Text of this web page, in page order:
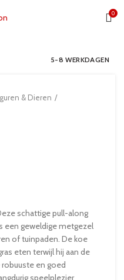
0
5-8 WERKDAGEN
& Dieren
schattige pull-along
een geweldige metgezel
of tuinpaden. De koe
eten terwijl hij aan de
en goed
speelplezier